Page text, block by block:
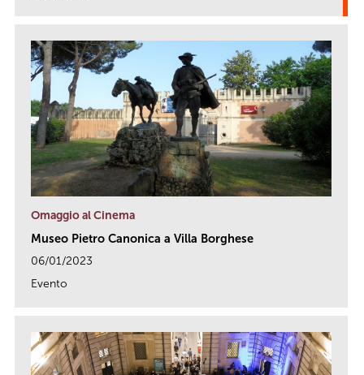
Omaggio al Cinema
Museo Pietro Canonica a Villa Borghese
06/01/2023
Evento